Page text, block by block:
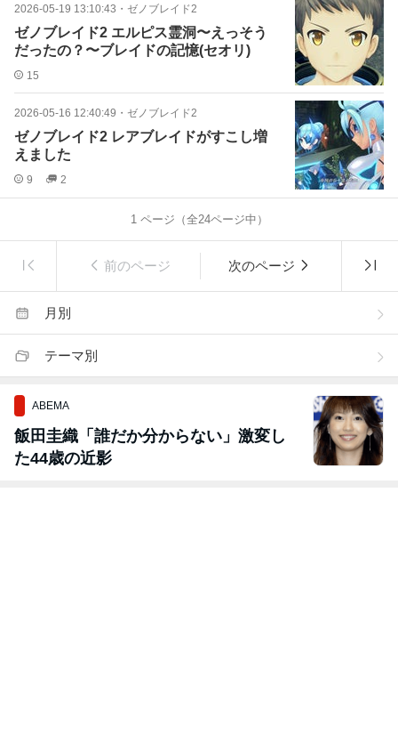
2026-05-19 13:10:43 ・ ゼノブレイド2
ゼノブレイド2 エルピス霊洞〜えっそう
だったの？〜ブレイドの記憶(セオリ)
15
2026-05-16 12:40:49 ・ ゼノブレイド2
ゼノブレイド2 レアブレイドがすこし増
えました
9 2
1ページ（全24ページ中）
前のページ 次のページ
月別
テーマ別
ABEMA
飯田圭織「誰だか分からない」激変し
た44歳の近影